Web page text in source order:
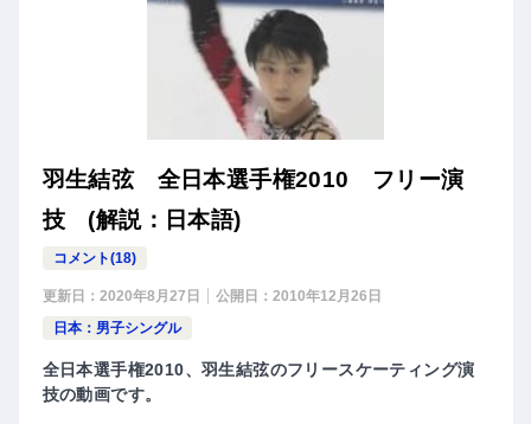
羽生結弦 全日本選手権2010 フリー演
技 (解説：日本語)
コメント(18)
更新日： 2020年8月27日 公開日： 2010年12月26日
日本：男子シングル
全日本選手権2010、羽生結弦のフリースケーティング演
技の動画です。